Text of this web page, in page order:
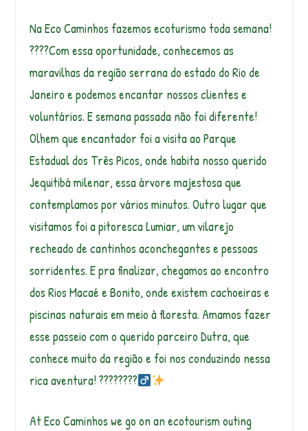
Na Eco Caminhos fazemos ecoturismo toda semana!
????Com essa oportunidade, conhecemos as
maravilhas da região serrana do estado do Rio de
Janeiro e podemos encantar nossos clientes e
voluntários. E semana passada não foi diferente!
Olhem que encantador foi a visita ao Parque
Estadual dos Três Picos, onde habita nosso querido
Jequitibá milenar, essa árvore majestosa que
contemplamos por vários minutos. Outro lugar que
visitamos foi a pitoresca Lumiar, um vilarejo
recheado de cantinhos aconchegantes e pessoas
sorridentes. E pra finalizar, chegamos ao encontro
dos Rios Macaé e Bonito, onde existem cachoeiras e
piscinas naturais em meio à floresta. Amamos fazer
esse passeio com o querido parceiro Dutra, que
conhece muito da região e foi nos conduzindo nessa
rica aventura! ????????‍
At Eco Caminhos we go on an ecotourism outing